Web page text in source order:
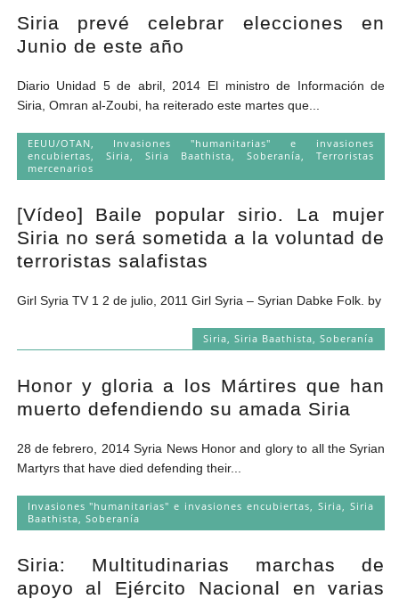
Siria prevé celebrar elecciones en
Junio de este año
Diario Unidad 5 de abril, 2014 El ministro de Información de
Siria, Omran al-Zoubi, ha reiterado este martes que...
EEUU/OTAN
Invasiones "humanitarias" e invasiones
encubiertas
Siria Siria Baathista ,Soberanía ,Terroristas
mercenarios
[Vídeo] Baile popular sirio. La mujer
Siria no será sometida a la voluntad de
terroristas salafistas
Girl Syria TV 1 2 de julio, 2011 Girl Syria – Syrian Dabke Folk. by
Siria ,Siria Baathista ,Soberanía
Honor y gloria a los Mártires que han
muerto defendiendo su amada Siria
28 de febrero, 2014 Syria News Honor and glory to all the Syrian
Martyrs that have died defending their...
Invasiones "humanitarias" e invasiones encubiertas ,Siria ,Siria
Baathista Soberanía
Siria: Multitudinarias marchas de
apoyo al Ejército Nacional en varias